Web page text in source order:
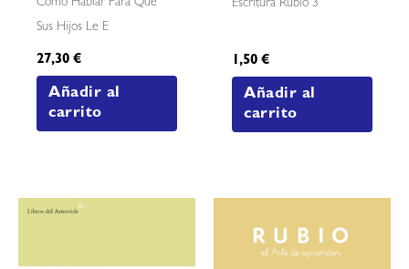
Sus Hijos Le E
27,30€
Añadir al
carrito
Escritura Rubio 3
1,50€
Añadir al
carrito